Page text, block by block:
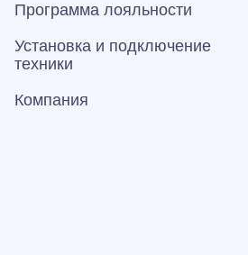
Программа лояльности
Установка и подключение
техники
Компания